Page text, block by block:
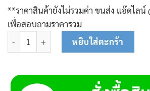
**ราคาสินค้ายังไม่รวมค่า ขนส่ง แอ๊ดไลน์
เพื่อสอบถามราคารวม
จำนวน แท่นยางปั๊ม 23-0124 ชิ้น
หยิบใส่ตะกร้า